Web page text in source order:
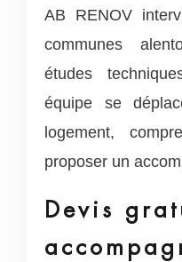
AB RENOV
communes
études
équipe se
logement,
proposer un
Devis